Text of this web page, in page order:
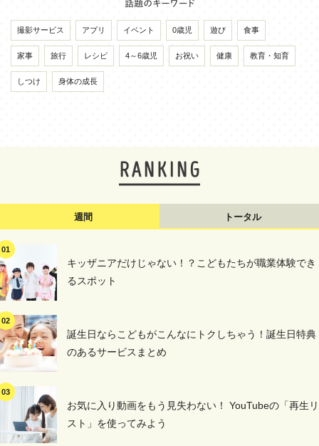
撮影サービス アプリ イベント 0歳児 遊び 食事
家事 旅行 レシピ 4～6歳児 お祝い 健康 教育・知育
しつけ 身体の成長
週間 トータル
キッザニアだけじゃない！？こどもたちが職業体験でき
るスポット
誕生日ならこどもがこんなにトクしちゃう！誕生日特典
のあるサービスまとめ
お気に入り動画をもう見失わない！ YouTubeの「再生リ
スト」を使ってみよう